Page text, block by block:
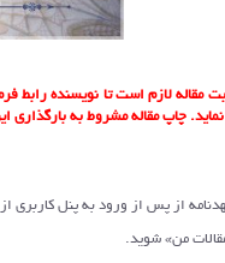
ثبت مقاله لازم است تا نویسنده
چاپ مقاله مشروط به بارگذاری
از پس از ورود به پنل کاربری